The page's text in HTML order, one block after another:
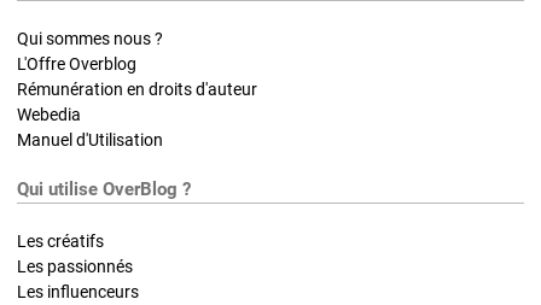
Qui sommes nous ?
L'Offre Overblog
Rémunération en droits d'auteur
Webedia
Manuel d'Utilisation
Qui utilise OverBlog ?
Les créatifs
Les passionnés
Les influenceurs